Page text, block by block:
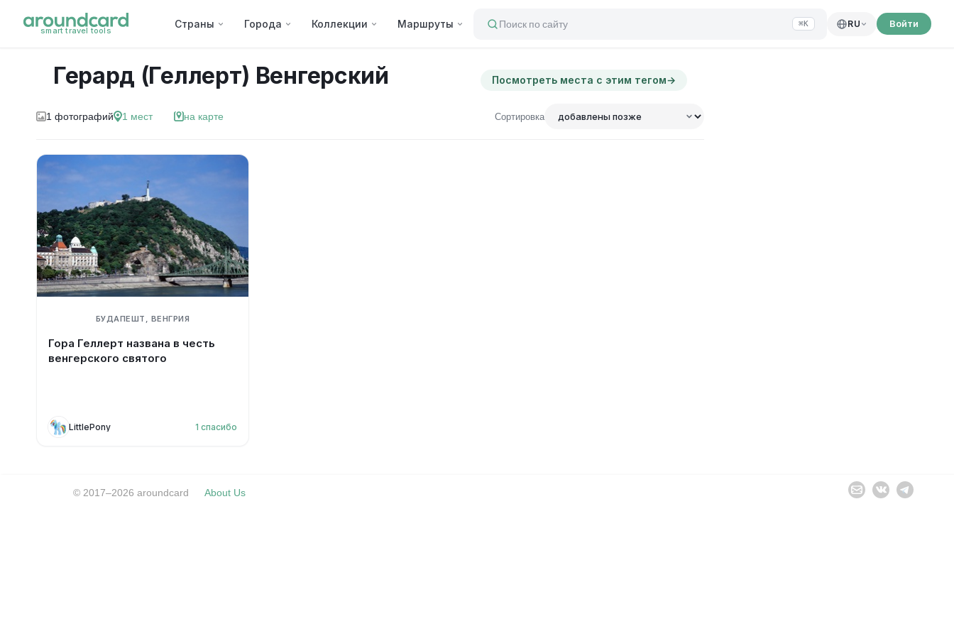
smart travel tools
Страны Города Коллекции Маршруты Поиск по сайту ⌘K RU Войти
Герард (Геллерт) Венгерский Посмотреть места с этим тегом→
1 фотографий 1 мест на карте Сортировка
БУДАПЕШТ, ВЕНГРИЯ
Гора Геллерт названа в честь
венгерского святого
LittlePony 1 спасибо
© 2017–2026 aroundcard About Us